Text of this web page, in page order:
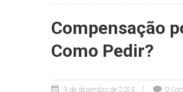
Compensação
Como Pedir?
9 de dezembro de 2024 0